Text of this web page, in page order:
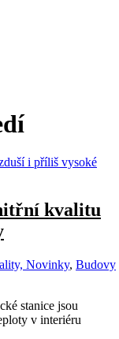
kvalitu
Novinky, Budovy
stanice jsou
v interiéru